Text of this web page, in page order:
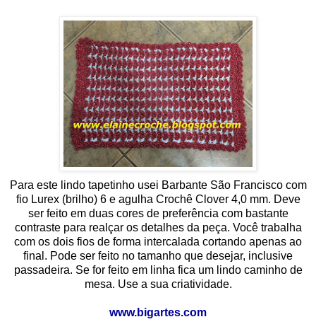
Para este lindo tapetinho usei Barbante São Francisco com
fio Lurex (brilho) 6 e agulha Crochê Clover 4,0 mm. Deve
ser feito em duas cores de preferência com bastante
contraste para realçar os detalhes da peça. Você trabalha
com os dois fios de forma intercalada cortando apenas ao
final. Pode ser feito no tamanho que desejar, inclusive
passadeira. Se for feito em linha fica um lindo caminho de
mesa. Use a sua criatividade.
www.bigartes.com